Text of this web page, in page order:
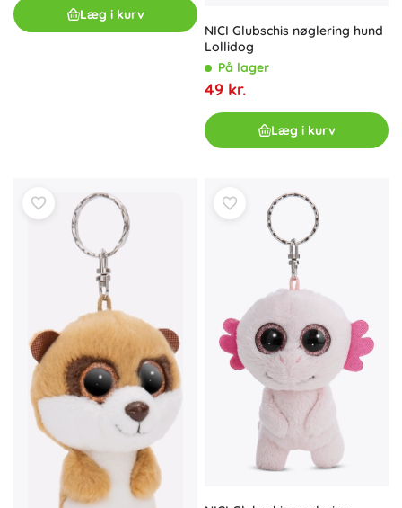
Læg i kurv
NICI Glubschis nøglering hund
Lollidog
På lager
49 kr.
Læg i kurv